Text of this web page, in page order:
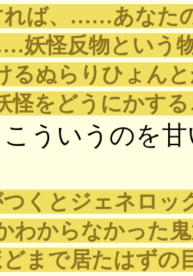
れば、……あなた
怪反物という物
るぬらりひょん
怪をどうにかす
ういうのを甘
くとジェネロッ
わからなかった
まで居たはずの